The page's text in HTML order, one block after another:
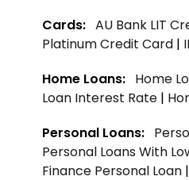
Cards: AU Bank LIT
Platinum Credit Card |
Home Loans: Home
Loan Interest Rate |
Personal Loans:
Personal Loans With
Finance Personal Loan |